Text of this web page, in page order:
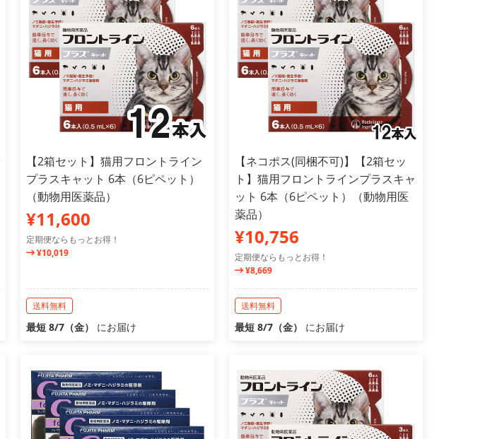
【2箱セット】猫用フロントライン
プラスキャット 6本（6ピペット）
（動物用医薬品）
¥11,600
定期便ならもっとお得！
¥10,019
送料無料
最短 8/7（金） にお届け
【ネコポス(同梱不可)】【2箱セッ
ト】猫用フロントラインプラスキャ
ット 6本（6ピペット）（動物用医
薬品）
¥10,756
定期便ならもっとお得！
¥8,669
送料無料
最短 8/7（金） にお届け